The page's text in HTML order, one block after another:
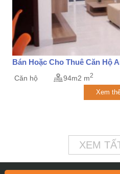
Bán Hoặc Cho Thuê Căn Hộ
Căn hộ 94m2 m2
Xem
XEM